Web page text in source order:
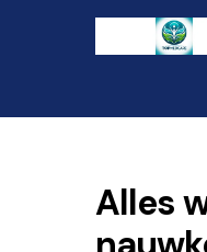
Alles